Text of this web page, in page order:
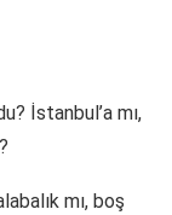
İstanbul’a mı,
mı, boş